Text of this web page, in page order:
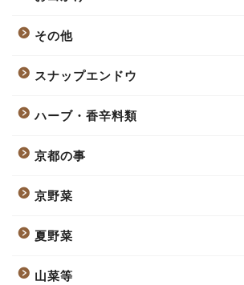
その他
スナップエンドウ
ハーブ・香辛料類
京都の事
京野菜
夏野菜
山菜等